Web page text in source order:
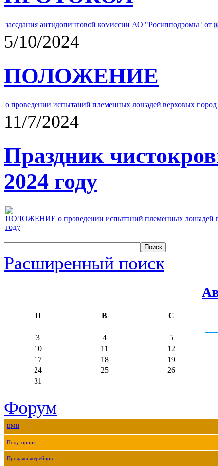
заседания антидопинговой комиссии АО "Росипподромы" от
5/10/2024
ПОЛОЖЕНИЕ
о проведении испытаний племенных лошадей верховых
11/7/2024
Праздник
2024 году
ПОЛОЖЕНИЕ о проведении испытаний племенных лошадей
году
Расширенный поиск
П В С
3 4
5
10
11
12
17
18
19
24
25
26
31
Форум
ЦМИ
Полуторник
Продажа жеребцов.